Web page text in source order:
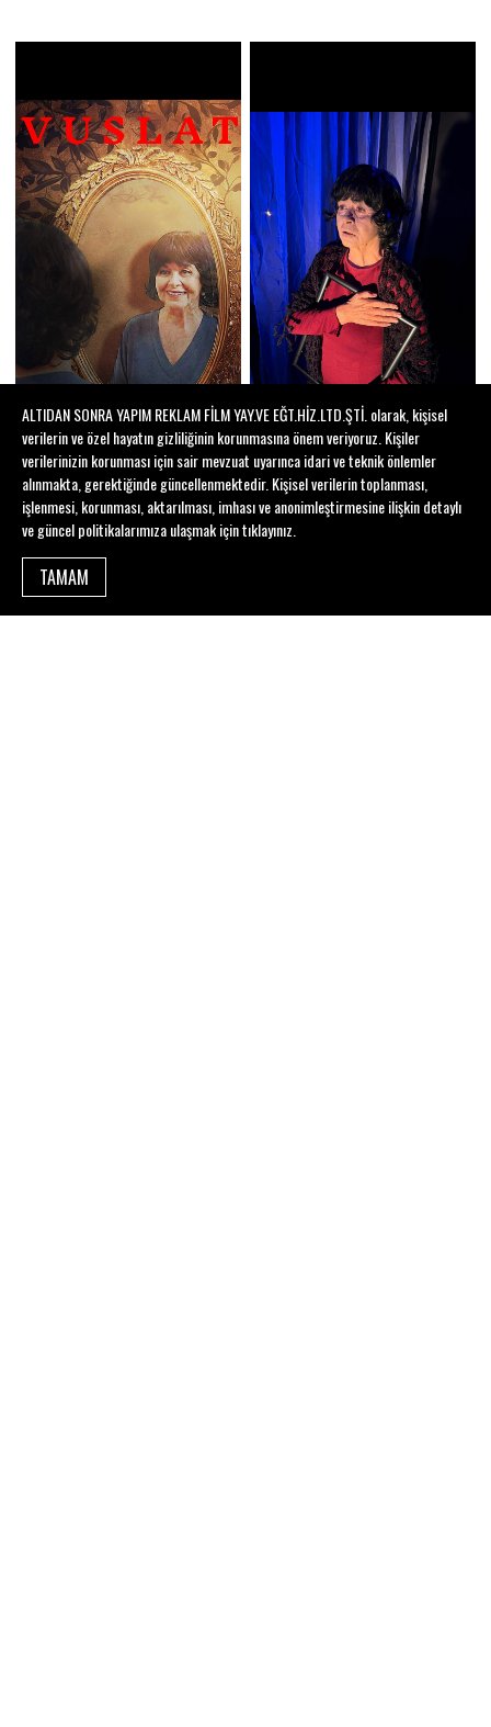
ALTIDAN SONRA YAPIM REKLAM FİLM YAY.VE EĞT.HİZ.LTD.ŞTİ. olarak, kişisel
verilerin ve özel hayatın gizliliğinin korunmasına önem veriyoruz. Kişiler
verilerinizin korunması için sair mevzuat uyarınca idari ve teknik önlemler
alınmakta, gerektiğinde güncellenmektedir. Kişisel verilerin toplanması,
işlenmesi, korunması, aktarılması, imhası ve anonimleştirmesine ilişkin detaylı
ve güncel politikalarımıza ulaşmak içintıklayınız
TAMAM